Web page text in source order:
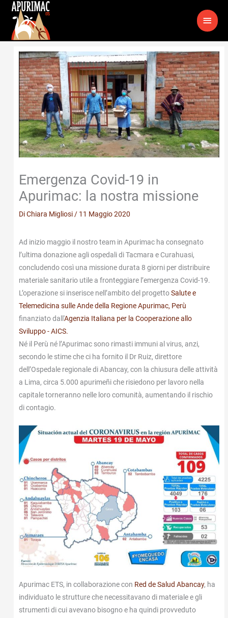
contenuto
Emergenza Covid-19 in
Apurimac: la nostra missione
DiChiara Migliosi / 11 Maggio 2020
Ad inizio maggio il nostro team in Apurimac ha consegnato
l’ultima donazione agli ospedali di Tacmara e Curahuasi,
concludendo così una missione durata 8 giorni per distribuire
materiale sanitario utile a fronteggiare l’emergenza Covid-19.
L’operazione si inserisce nell’ambito del progettoSalute e
Telemedicina sulle Ande della Regione Apurimac, Perù
finanziato dall'Agenzia Italiana per la Cooperazione allo
Sviluppo - AICS.
Né il Perù né l’Apurimac sono rimasti immuni al virus, anzi,
secondo le stime che ci ha fornito il Dr Ruiz, direttore
dell’Ospedale regionale di Abancay, con la chiusura delle attività
a Lima, circa 5.000 apurimeñi che risiedono per lavoro nella
capitale torneranno nelle loro comunità, aumentando il rischio
di contagio.
Apurimac ETS, in collaborazione con Red de Salud Abancay, ha
individuato le strutture che necessitavano di materiale e gli
strumenti di cui avevano bisogno e ha quindi provveduto